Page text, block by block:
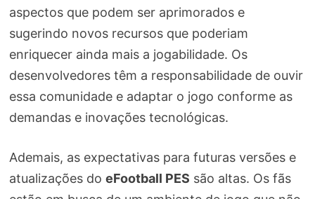
aspectos que podem ser aprimorados e
sugerindo novos recursos que poderiam
enriquecer ainda mais a jogabilidade. Os
desenvolvedores têm a responsabilidade de ouvir
essa comunidade e adaptar o jogo conforme as
demandas e inovações tecnológicas.
Ademais, as expectativas para futuras versões e
atualizações do eFootball PES são altas. Os fãs